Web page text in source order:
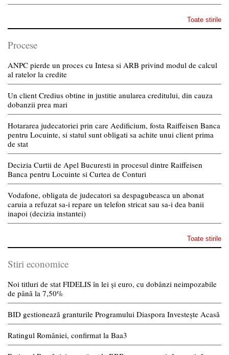
Toate stirile
Procese
ANPC pierde un proces cu Intesa si ARB privind modul de calcul
al ratelor la credite
Un client Credius obtine in justitie anularea creditului, din cauza
dobanzii prea mari
Hotararea judecatoriei prin care Aedificium, fosta Raiffeisen Banca
pentru Locuinte, si statul sunt obligati sa achite unui client prima
de stat
Decizia Curtii de Apel Bucuresti in procesul dintre Raiffeisen
Banca pentru Locuinte si Curtea de Conturi
Vodafone, obligata de judecatori sa despagubeasca un abonat
caruia a refuzat sa-i repare un telefon stricat sau sa-i dea banii
inapoi (decizia instantei)
Toate stirile
Stiri economice
Noi titluri de stat FIDELIS în lei și euro, cu dobânzi neimpozabile
de pânã la 7,50%
BID gestionează granturile Programului Diaspora Investește Acasă
Ratingul României, confirmat la Baa3